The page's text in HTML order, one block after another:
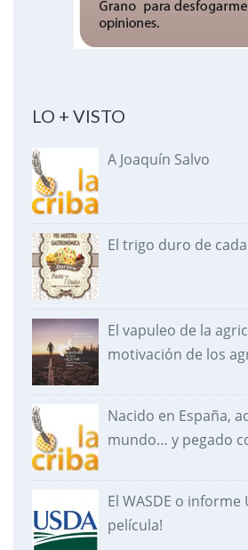
LO + VISTO
A Joaquín Salvo
El trigo duro de
El vapuleo de la
motivación de los
Nacido en España,
mundo… y pegado
El WASDE o informe
película!